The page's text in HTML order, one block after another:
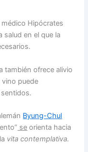
médico Hipócrates
en el que la
también ofrece alivio
vino puede
Byung-Chul
se orienta hacia
vita contemplativa.